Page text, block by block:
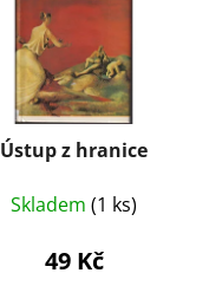
Ústup z hranice
Skladem (1 ks)
49 Kč